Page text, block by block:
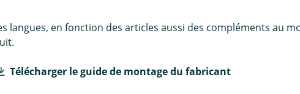
langues, en fonction des articles aussi des compléments au
Télécharger le guide de montage du fabricant